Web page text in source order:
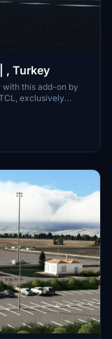
, Turkey
with this add-on by
exclusively
building.
this realistic
the additional